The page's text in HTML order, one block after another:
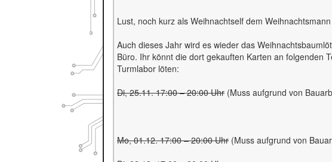
Lust, noch kurz als Weihnachtself dem
Auch dieses Jahr wird es wieder das
Büro. Ihr könnt die dort gekauften Karten an folgenden
Turmlabor löten:
Di, 25.11. 17:00 – 20:00 Uhr (Muss aufgrund von
Mo, 01.12. 17:00 – 20:00 Uhr (Muss aufgrund von